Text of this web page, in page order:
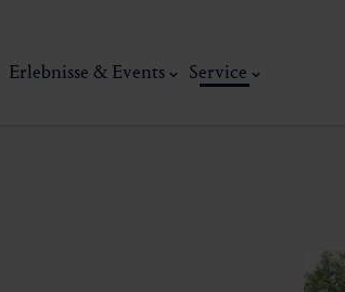
Erlebnisse & Events Service